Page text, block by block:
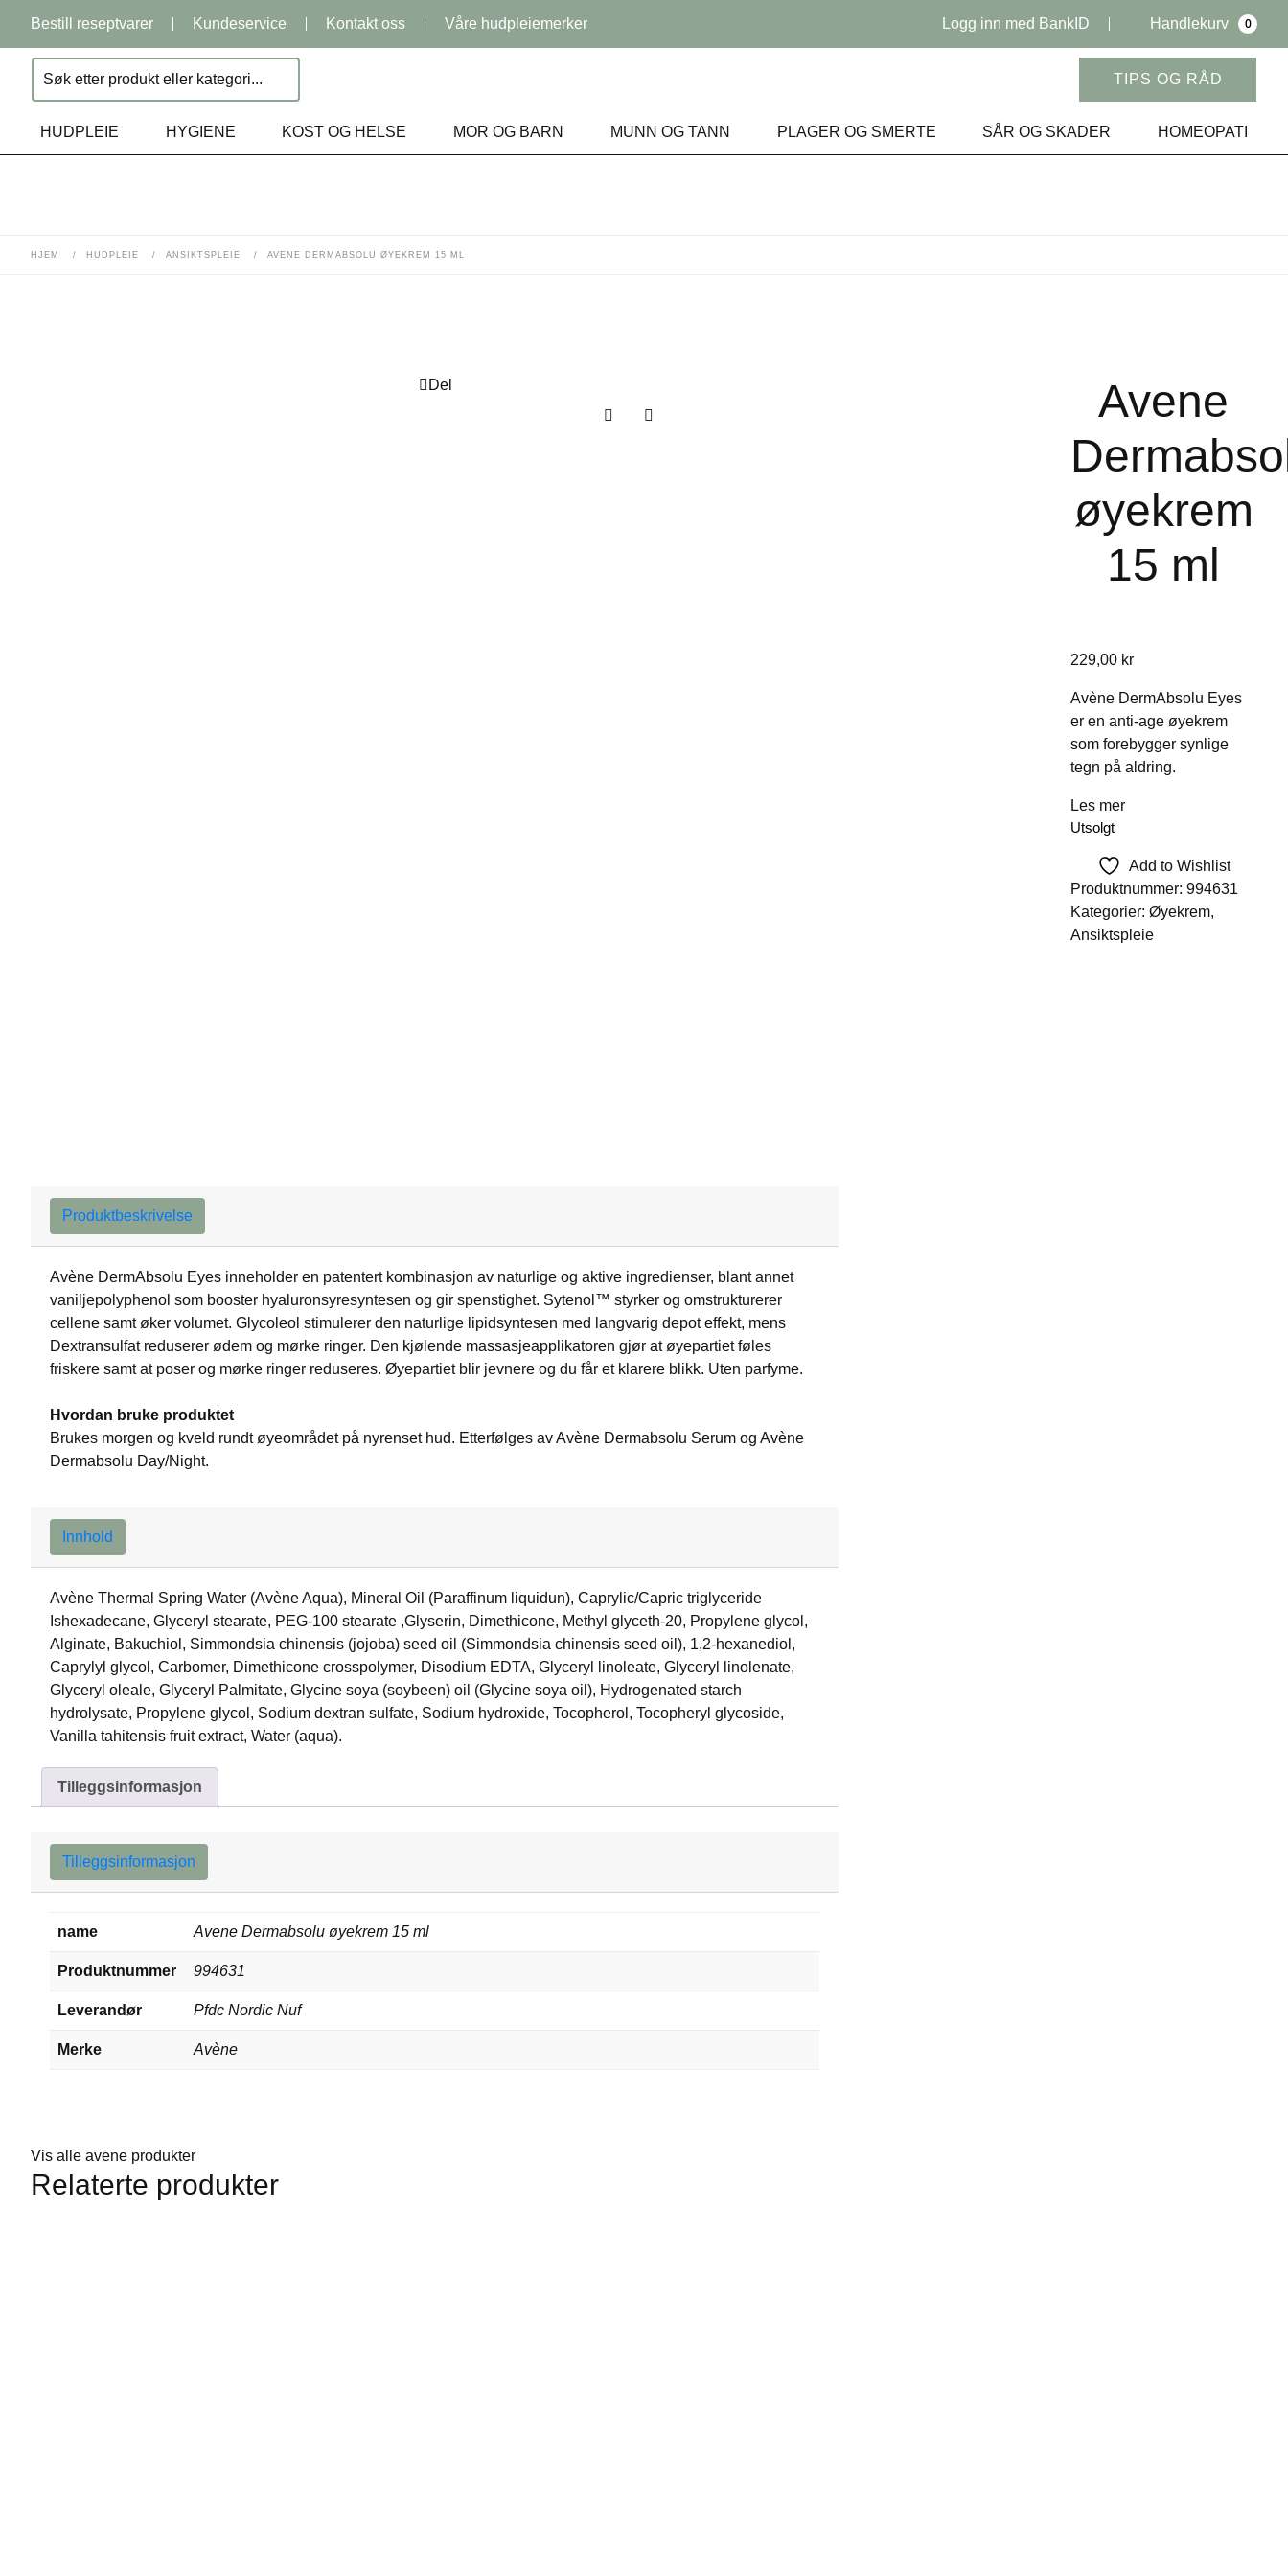
Bestill reseptvarer Kundeservice Kontakt oss Våre hudpleiemerker Logg inn med BankID Handlekurv 0
TIPS OG RÅD
HUDPLEIE HYGIENE KOST OG HELSE MOR OG BARN MUNN OG TANN PLAGER OG SMERTE SÅR OG SKADER HOMEOPATI
HJEM / HUDPLEIE / ANSIKTSPLEIE / AVENE DERMABSOLU ØYEKREM 15 ML
Del
Avene
øyekrem
15 ml
229,00 kr
Avène DermAbsolu Eyes
er en anti-age øyekrem
som forebygger synlige
tegn på aldring.
Les mer
Utsolgt
Add to Wishlist
Produktnummer: 994631
Kategorier: Øyekrem,
Ansiktspleie
Produktbeskrivelse
Avène DermAbsolu Eyes inneholder en patentert kombinasjon av naturlige og aktive ingredienser, blant annet
vaniljepolyphenol som booster hyaluronsyresyntesen og gir spenstighet. Sytenol™ styrker og omstrukturerer
cellene samt øker volumet. Glycoleol stimulerer den naturlige lipidsyntesen med langvarig depot effekt, mens
Dextransulfat reduserer ødem og mørke ringer. Den kjølende massasjeapplikatoren gjør at øyepartiet føles
friskere samt at poser og mørke ringer reduseres. Øyepartiet blir jevnere og du får et klarere blikk. Uten parfyme.
Hvordan bruke produktet
Brukes morgen og kveld rundt øyeområdet på nyrenset hud. Etterfølges av Avène Dermabsolu Serum og Avène
Dermabsolu Day/Night.
Innhold
Avène Thermal Spring Water (Avène Aqua), Mineral Oil (Paraffinum liquidun), Caprylic/Capric triglyceride
Ishexadecane, Glyceryl stearate, PEG-100 stearate ,Glyserin, Dimethicone, Methyl glyceth-20, Propylene glycol,
Alginate, Bakuchiol, Simmondsia chinensis (jojoba) seed oil (Simmondsia chinensis seed oil), 1,2-hexanediol,
Caprylyl glycol, Carbomer, Dimethicone crosspolymer, Disodium EDTA, Glyceryl linoleate, Glyceryl linolenate,
Glyceryl oleale, Glyceryl Palmitate, Glycine soya (soybeen) oil (Glycine soya oil), Hydrogenated starch
hydrolysate, Propylene glycol, Sodium dextran sulfate, Sodium hydroxide, Tocopherol, Tocopheryl glycoside,
Vanilla tahitensis fruit extract, Water (aqua).
Tilleggsinformasjon
Tilleggsinformasjon
name Avene Dermabsolu øyekrem 15 ml
Produktnummer 994631
Leverandør Pfdc Nordic Nuf
Merke Avène
Vis alle avene produkter
Relaterte produkter